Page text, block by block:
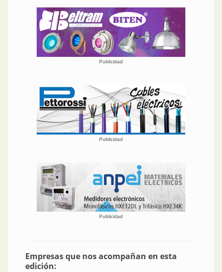
Publicidad
Publicidad
Publicidad
Empresas que nos acompañan en esta
edición: